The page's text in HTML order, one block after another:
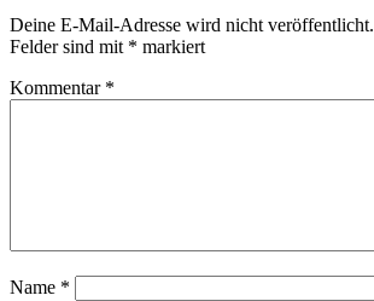
Deine E-Mail-Adresse wird nicht veröffentlicht.
Felder sind mit * markiert
Kommentar *
Name *